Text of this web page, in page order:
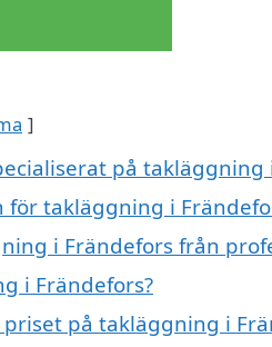
på
takläggning i
i Frändefors från
i Frändefors?
på takläggning i